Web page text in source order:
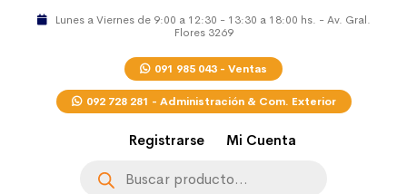
Lunes a Viernes de 9:00 a 12:30 - 13:30 a 18:00 hs. - Av. Gral.
Flores 3269
091 985 043 - Ventas
092 728 281 - Administración & Com. Exterior
Registrarse Mi Cuenta